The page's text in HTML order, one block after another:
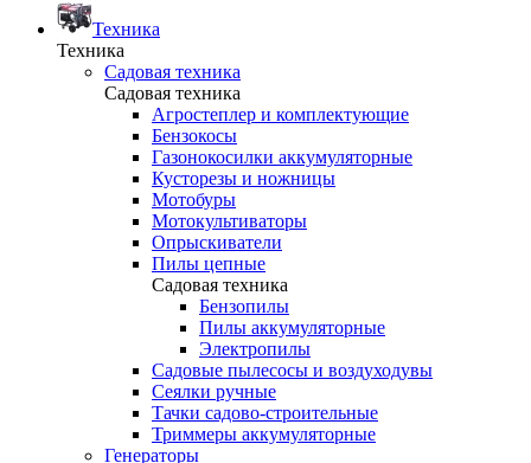
Техника
Техника
Садовая техника
Садовая техника
Агростеплер и комплектующие
Бензокосы
Газонокосилки аккумуляторные
Кусторезы и ножницы
Мотобуры
Мотокультиваторы
Опрыскиватели
Пилы цепные
Садовая техника
Бензопилы
Пилы аккумуляторные
Электропилы
Садовые пылесосы и воздуходувы
Сеялки ручные
Тачки садово-строительные
Триммеры аккумуляторные
Генераторы